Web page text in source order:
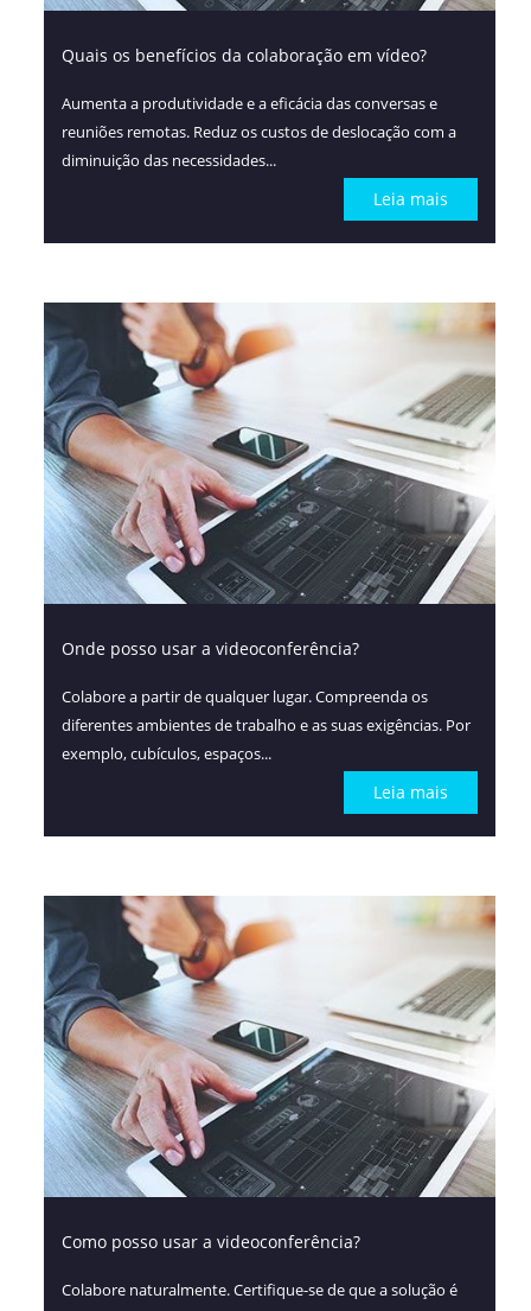
Quais os benefícios da colaboração em vídeo?
Aumenta a produtividade e a eficácia das conversas e
reuniões remotas. Reduz os custos de deslocação com a
diminuição das necessidades...
Leia mais
Onde posso usar a videoconferência?
Colabore a partir de qualquer lugar. Compreenda os
diferentes ambientes de trabalho e as suas exigências. Por
exemplo, cubículos, espaços...
Leia mais
Como posso usar a videoconferência?
Colabore naturalmente. Certifique-se de que a solução é